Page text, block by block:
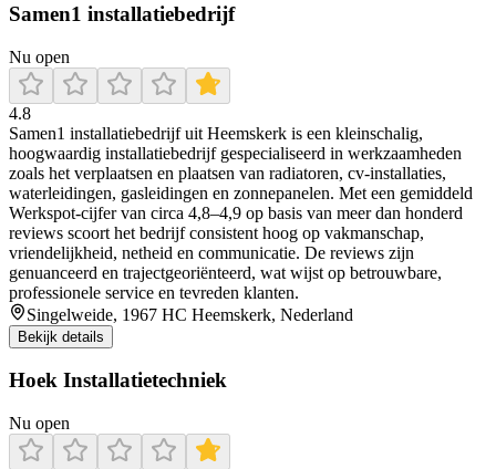
Samen1 installatiebedrijf
Nu open
4.8
Samen1 installatiebedrijf uit Heemskerk is een kleinschalig,
hoogwaardig installatiebedrijf gespecialiseerd in werkzaamheden
zoals het verplaatsen en plaatsen van radiatoren, cv‑installaties,
waterleidingen, gasleidingen en zonnepanelen. Met een gemiddeld
Werkspot‐cijfer van circa 4,8–4,9 op basis van meer dan honderd
reviews scoort het bedrijf consistent hoog op vakmanschap,
vriendelijkheid, netheid en communicatie. De reviews zijn
genuanceerd en trajectgeoriënteerd, wat wijst op betrouwbare,
professionele service en tevreden klanten.
Singelweide, 1967 HC Heemskerk, Nederland
Bekijk details
Hoek Installatietechniek
Nu open